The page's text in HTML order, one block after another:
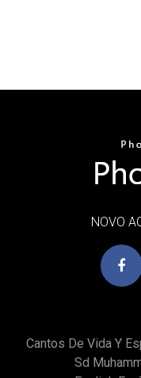
NOVO
Cantos De Vida Y
Sd